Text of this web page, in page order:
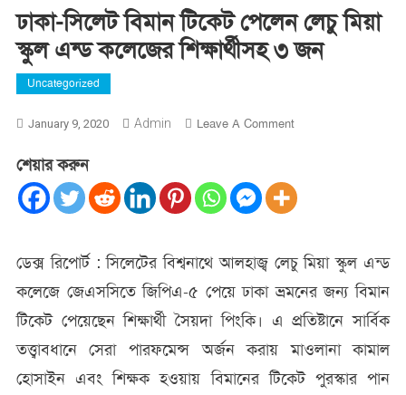
ঢাকা-সিলেট বিমান টিকেট পেলেন লেচু মিয়া
স্কুল এন্ড কলেজের শিক্ষার্থীসহ ৩ জন
Uncategorized
January 9, 2020 Admin Leave A CommentOn
বিমান
টিকেট
মিয়া
স্কুল
এন্ড
কলেজের
শিক্ষার্থীসহ
৩
শেয়ার করুন
ডেক্স রিপোর্ট : সিলেটের বিশ্বনাথে আলহাজ্ব লেচু মিয়া স্কুল এন্ড
কলেজে জেএসসিতে জিপিএ-৫ পেয়ে ঢাকা ভ্রমনের জন্য বিমান
টিকেট পেয়েছেন শিক্ষার্থী সৈয়দা পিংকি। এ প্রতিষ্টানে সার্বিক
তত্ত্বাবধানে সেরা পারফমেন্স অর্জন করায় মাওলানা কামাল
হোসাইন এবং শিক্ষক হওয়ায় বিমানের টিকেট পুরস্কার পান